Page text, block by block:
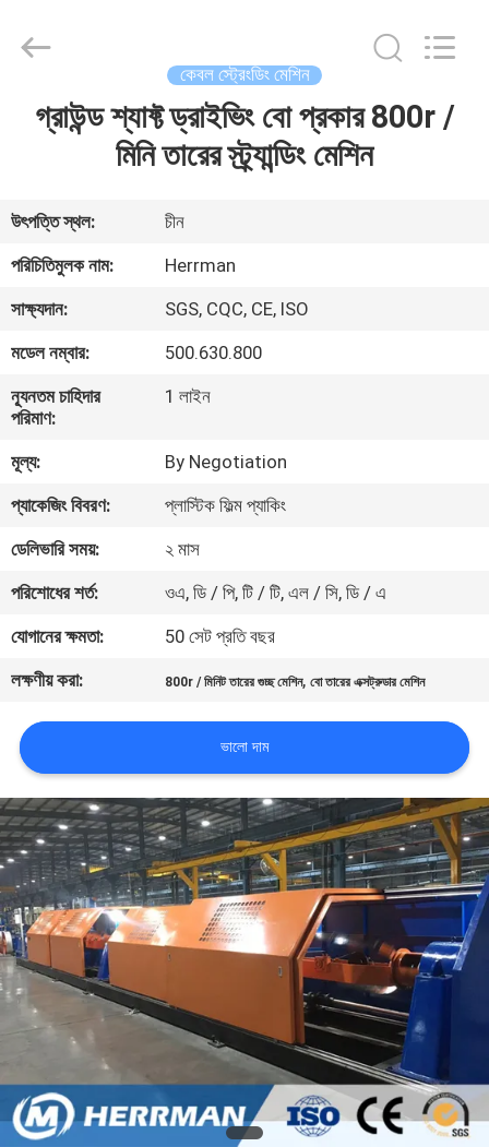
বাড়ি
আমাদের
সম্পর্কে
কারখানা
ভ্রমণ
মান
নিয়ন্ত্রণ
যোগাযোগ
করুন
খবর
উদ্ধৃতির
জন্য
আবেদন
সাইট
ম্যাপ
গোপনীয়তা
Rights
Reserved.
কেবল স্ট্রেংডিং মেশিন
গ্রাউন্ড শ্যাফ্ট ড্রাইভিং বো প্রকার 800r /
মিনি তারের স্ট্র্যান্ডিং মেশিন
উৎপত্তি স্থল:
চীন
পরিচিতিমুলক নাম:
Herrman
সাক্ষ্যদান:
SGS, CQC, CE, ISO
মডেল নম্বার:
500.630.800
ন্যূনতম চাহিদার
পরিমাণ:
1 লাইন
মূল্য:
By Negotiation
প্যাকেজিং বিবরণ:
প্লাস্টিক ফিল্ম প্যাকিং
ডেলিভারি সময়:
২ মাস
পরিশোধের শর্ত:
ওএ, ডি / পি, টি / টি, এল / সি, ডি / এ
যোগানের ক্ষমতা:
50 সেট প্রতি বছর
লক্ষণীয় করা:
800r / মিনিট তারের গুচ্ছ মেশিন,বো তারের এক্সট্রুডার মেশিন
ভালো দাম